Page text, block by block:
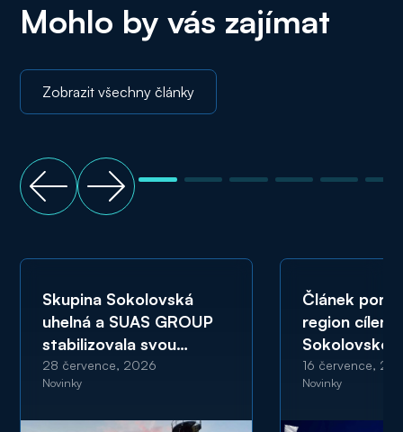
Mohlo by vás zajímat
Zobrazit všechny články
Skupina Sokolovská
uhelná a SUAS GROUP
stabilizovala svou
ekonomickou kondici
28 července, 2026
Novinky
Článek
region cíleně
Sokolovskou
a SUAS
16 července,
Novinky